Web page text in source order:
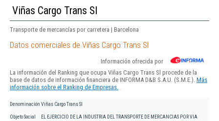
Viñas Cargo Trans Sl
Transporte de mercancías por carretera | Barcelona
Datos comerciales de Viñas Cargo Trans Sl
Información ofrecida por
La información del Ranking que ocupa Viñas Cargo Trans Sl procede de la
base de datos de información financiera de INFORMA D&B S.A.U. (S.M.E.). Más
información sobre el Ranking de Empresas.
Denominación Viñas Cargo Trans Sl
Objeto Social
EL EJERCICIO DE LA INDUSTRIA DEL TRANSPORTE DE MERCANCIAS POR VIA